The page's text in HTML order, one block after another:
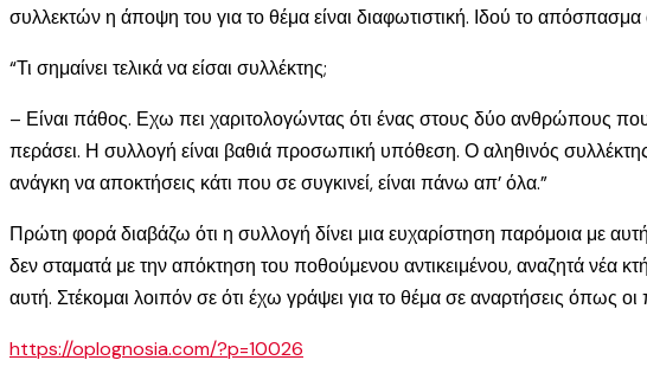
συλλεκτών η άποψη του για το θέμα είναι διαφωτιστική. Ιδού το
“Τι σημαίνει τελικά να είσαι συλλέκτης;
– Είναι πάθος. Εχω πει χαριτολογώντας ότι ένας στους δύο ανθρώπους που
περάσει. Η συλλογή είναι βαθιά προσωπική υπόθεση. Ο αληθινός
ανάγκη να αποκτήσεις κάτι που σε συγκινεί, είναι πάνω απ’ όλα.”
Πρώτη φορά διαβάζω ότι η συλλογή δίνει μια ευχαρίστηση παρόμοια με
δεν σταματά με την απόκτηση του ποθούμενου αντικειμένου, αναζητά νέα
αυτή. Στέκομαι λοιπόν σε ότι έχω γράψει για το θέμα σε αναρτήσεις
https://oplognosia.com/?p=10026